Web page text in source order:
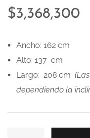
$3,368,300
Ancho: 162 cm
Alto: 137 cm
Largo: 208 cm
dependiendo la